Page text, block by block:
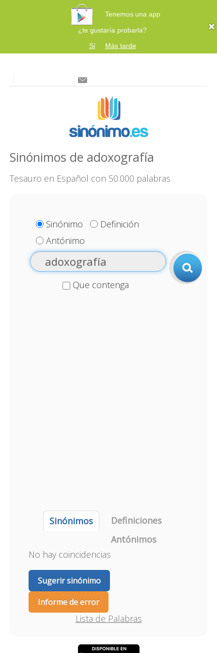
Tenemos una app
¿te gustaría probarla?
Sí
Más tarde
Sinónimos de adoxografía
Tesauro en Español con 50.000 palabras
Sinónimo
Definición
Antónimo
Que contenga
Sinónimos
Definiciones
Antónimos
No hay coincidencias
Sugerir sinónimo
Informe de error
Lista de Palabras